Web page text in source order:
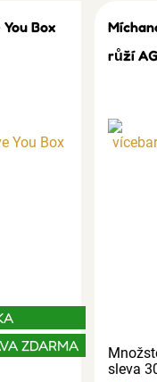
Box
ZDARMA
růží
sleva